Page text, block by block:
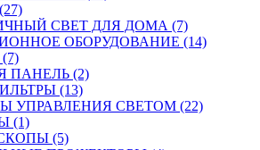
СВЕТ ДЛЯ ДОМА (7)
ОБОРУДОВАНИЕ (14)
ПАНЕЛЬ (2)
(13)
УПРАВЛЕНИЯ СВЕТОМ (22)
(1)
(5)